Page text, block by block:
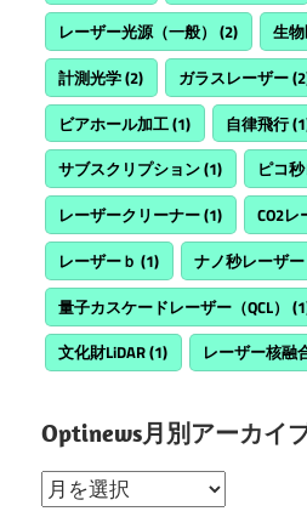
レーザー光源（一般） (2) 生
計測光学(2) ガラスレーザー
ビアホール加工(1) 自律飛行
サブスクリプション(1) ピコ
レーザークリーナー(1) CO2
レーザーｂ (1) ナノ秒レーザー
量子カスケードレーザー（QCL）
文化財LiDAR(1) レーザー核融
Optinews月別アーカイ
Optinews